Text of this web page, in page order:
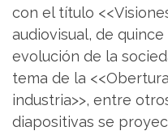
con el título
audiovisual, de
evolución de la
tema de la
industria>>, entre
diapositivas se